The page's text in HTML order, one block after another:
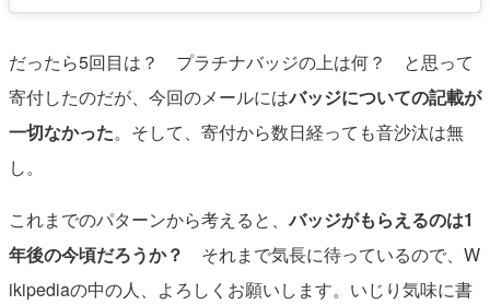
だったら5回目は？ プラチナバッジの上は何？ と思って
寄付したのだが、今回のメールにはバッジについての記載が
一切なかった。そして、寄付から数日経っても音沙汰は無
し。
これまでのパターンから考えると、バッジがもらえるのは1
年後の今頃だろうか？
それまで気長に待っているので、W
ikipediaの中の人、よろしくお願いします。いじり気味に書